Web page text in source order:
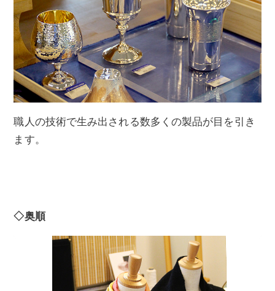
職人の技術で生み出される数多くの製品が目を引き
ます。
◇奥順